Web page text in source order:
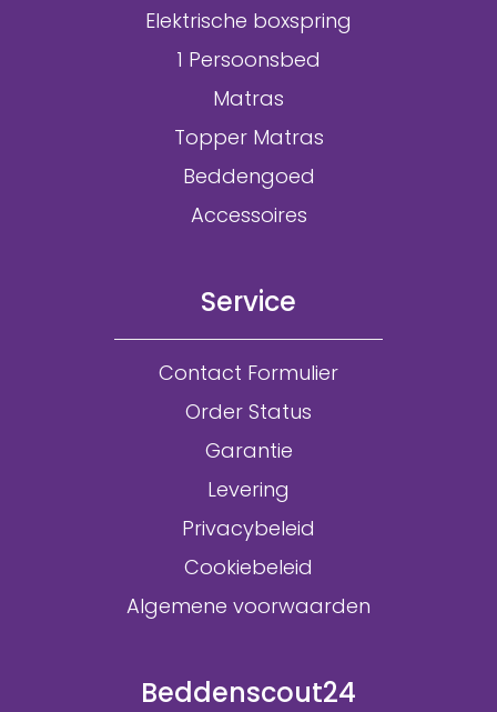
Elektrische boxspring
1 Persoonsbed
Matras
Topper Matras
Beddengoed
Accessoires
Service
Contact Formulier
Order Status
Garantie
Levering
Privacybeleid
Cookiebeleid
Algemene voorwaarden
Beddenscout24